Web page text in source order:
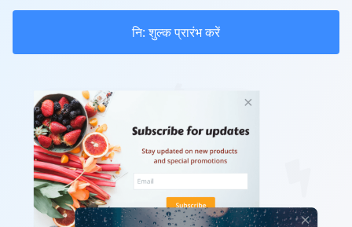
नि: शुल्क प्रारंभ करें